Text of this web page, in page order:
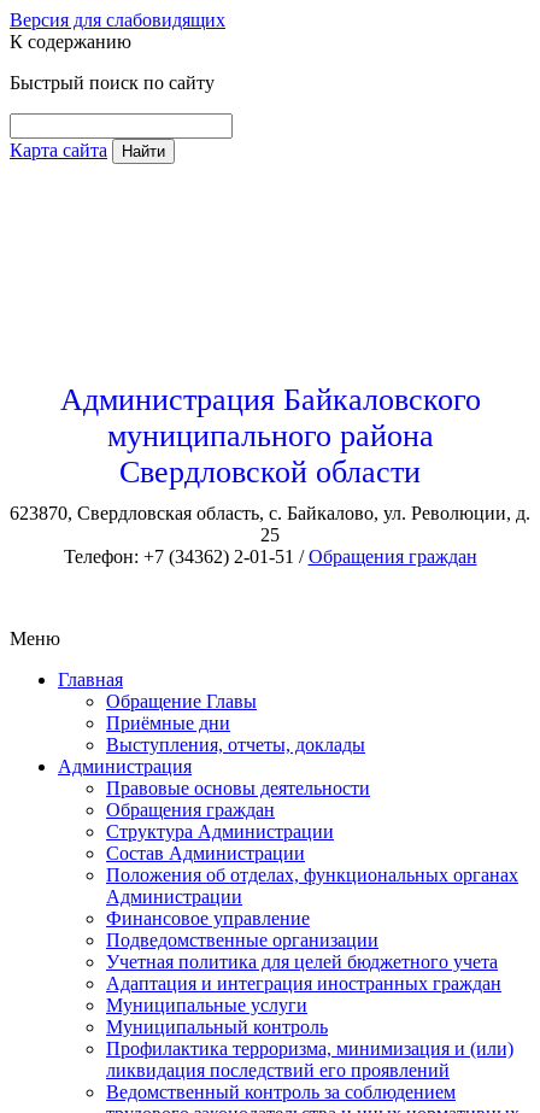
Версия для слабовидящих
К содержанию
Быстрый поиск по сайту
Карта сайта Найти
Администрация Байкаловского
муниципального района
Свердловской области
623870, Свердловская область, с. Байкалово, ул. Революции, д.
25
Телефон: +7 (34362) 2-01-51 /Обращения граждан
Меню
Главная
Обращение Главы
Приёмные дни
Выступления, отчеты, доклады
Администрация
Правовые основы деятельности
Обращения граждан
Структура Администрации
Состав Администрации
Положения об отделах, функциональных органах
Администрации
Финансовое управление
Подведомственные организации
Учетная политика для целей бюджетного учета
Адаптация и интеграция иностранных граждан
Муниципальные услуги
Муниципальный контроль
Профилактика терроризма, минимизация и (или)
ликвидация последствий его проявлений
Ведомственный контроль за соблюдением